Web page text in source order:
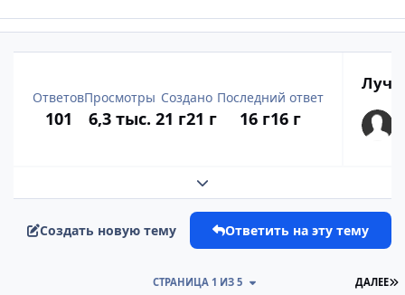
Ответов
101
Просмотры
6,3 тыс.
Создано
21 г21 г
Последний ответ
16 г16 г
Развернуть обзор темы
Создать новую тему Ответить на эту тему
ДАЛЕЕ
СТРАНИЦА 1 ИЗ 5